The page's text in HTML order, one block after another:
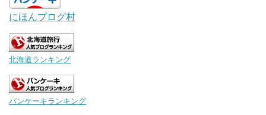
にほんブログ村
北海道ランキング
パンケーキランキング